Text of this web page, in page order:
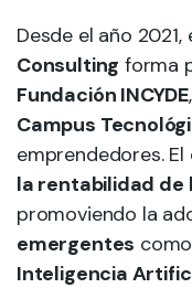
Desde el año 2021,
Consulting forma
Fundación INCYDE
Campus
emprendedores.
la rentabilidad de
promoviendo la
emergentes como
Inteligencia